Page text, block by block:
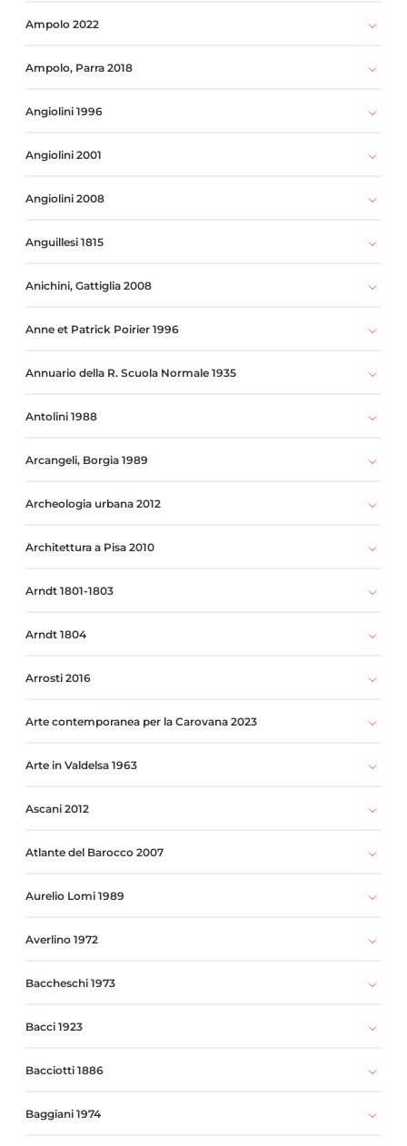
Ampolo 2022
Ampolo, Parra 2018
Angiolini 1996
Angiolini 2001
Angiolini 2008
Anguillesi 1815
Anichini, Gattiglia 2008
Anne et Patrick Poirier 1996
Annuario della R. Scuola Normale 1935
Antolini 1988
Arcangeli, Borgia 1989
Archeologia urbana 2012
Architettura a Pisa 2010
Arndt 1801-1803
Arndt 1804
Arrosti 2016
Arte contemporanea per la Carovana 2023
Arte in Valdelsa 1963
Ascani 2012
Atlante del Barocco 2007
Aurelio Lomi 1989
Averlino 1972
Baccheschi 1973
Bacci 1923
Bacciotti 1886
Baggiani 1974